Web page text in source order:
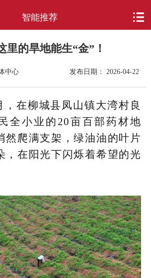
智能推荐
里的旱地能生“金”！
中心 发布日期： 2026-04-22
，在柳城县凤山镇大湾村良
全小业的20亩百部药材地
然爬满支架，绿油油的叶片
，在阳光下闪烁着希望的光